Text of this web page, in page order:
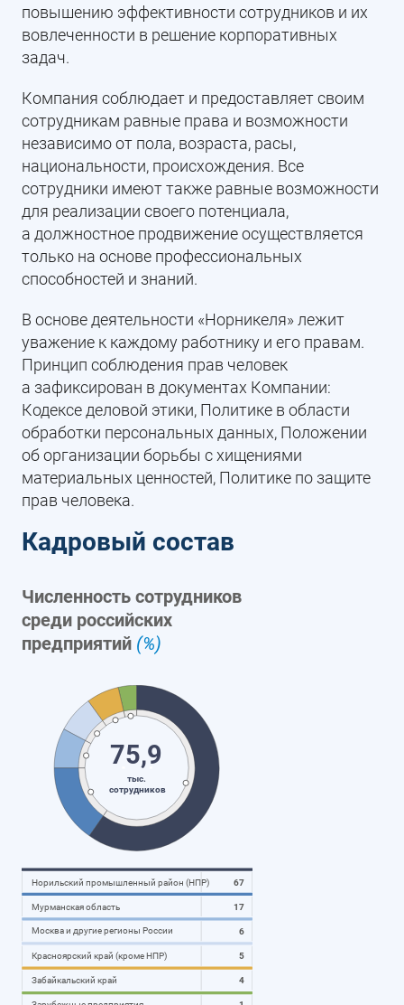
повышению эффективности сотрудников и их
вовлеченности в решение корпоративных
задач.
Компания соблюдает и предоставляет своим
сотрудникам равные права и возможности
независимо от пола, возраста, расы,
национальности, происхождения. Все
сотрудники имеют также равные возможности
для реализации своего потенциала,
а должностное продвижение осуществляется
только на основе профессиональных
способностей и знаний.
В основе деятельности «Норникеля» лежит
уважение к каждому работнику и его правам.
Принцип соблюдения прав человек
а зафиксирован в документах Компании:
Кодексе деловой этики, Политике в области
обработки персональных данных, Положении
об организации борьбы с хищениями
материальных ценностей, Политике по защите
прав человека.
Кадровый состав
Численность сотрудников
среди российских
предприятий (%)
Норильский промышленный район (НПР)
Мурманская область
67
17
Москва и другие регионы России 6
Красноярский край (кроме НПР)
Забайкальский край
5
4
75,9
тыс.
сотрудников